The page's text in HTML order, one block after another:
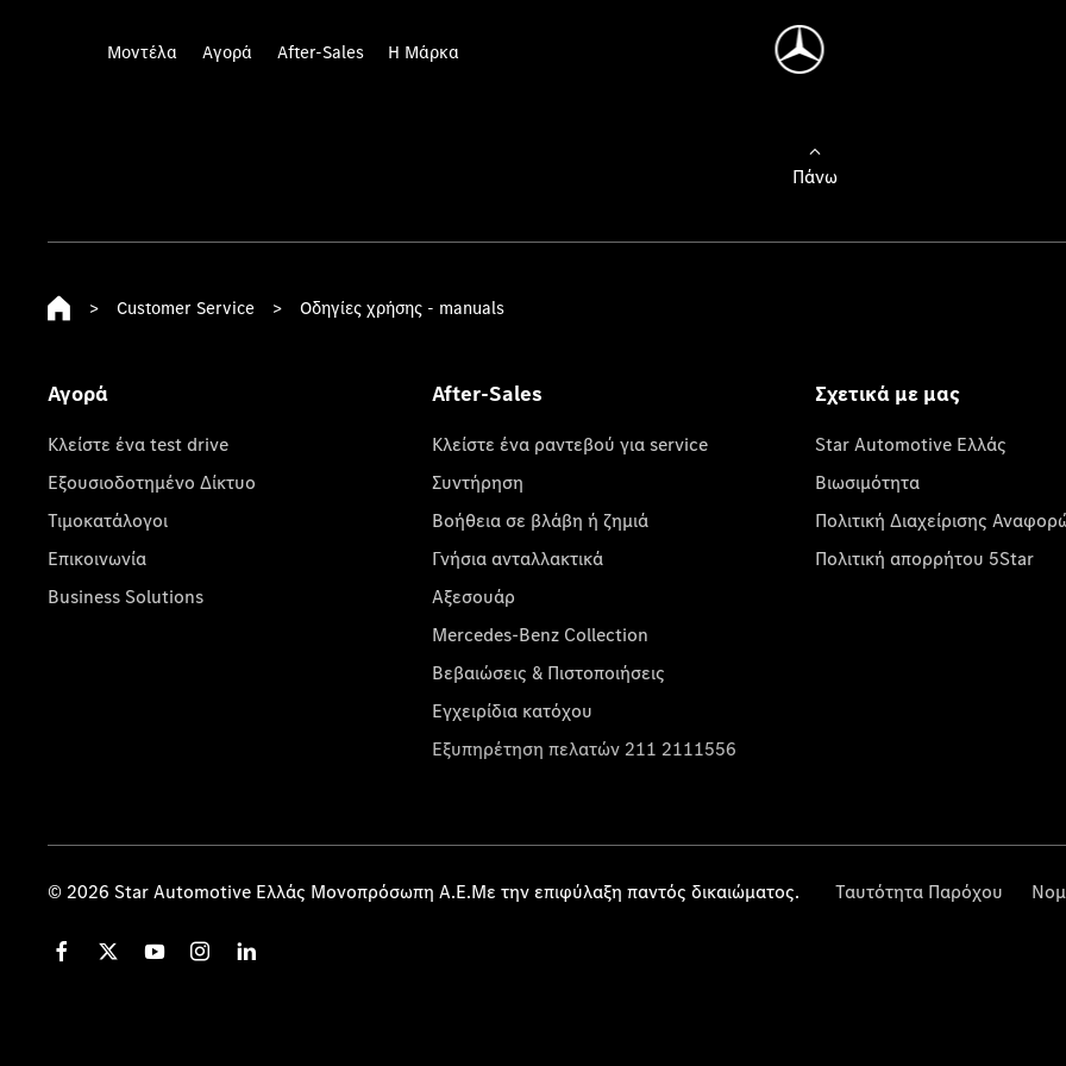
Μοντέλα Αγορά After-Sales Η Μάρκα
Πάνω
> Customer Service > Οδηγίες χρήσης - manuals
Αγορά
Κλείστε ένα test drive
Εξουσιοδοτημένο Δίκτυο
Τιμοκατάλογοι
Επικοινωνία
Business Solutions
After-Sales
Κλείστε ένα ραντεβού για service
Συντήρηση
Βοήθεια σε βλάβη ή ζημιά
Γνήσια ανταλλακτικά
Αξεσουάρ
Mercedes-Benz Collection
Βεβαιώσεις & Πιστοποιήσεις
Εγχειρίδια κατόχου
Εξυπηρέτηση πελατών 211 2111556
Σχετικά με μας
Star Automotive Ελλάς
Βιωσιμότητα
Πολιτική Διαχείρισης
Πολιτική απορρήτου 5Star
© 2026 Star Automotive Ελλάς Μονοπρόσωπη Α.Ε.Με την επιφύλαξη παντός δικαιώματος. Ταυτότητα Παρόχου